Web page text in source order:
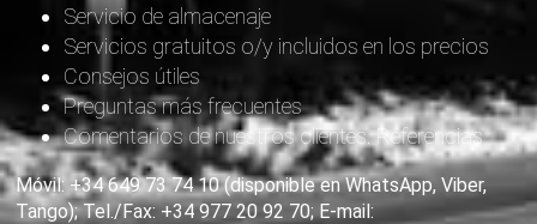
Servicio de almacenaje
Servicios gratuitos o/y incluidos en los precios
Consejos útiles
Preguntas más frecuentes
Comentarios de nuestros clientes. Referencias
Móvil: +34 649 73 74 10 (disponible en WhatsApp, Viber,
Tango); Tel./Fax: +34 977 20 92 70; E-mail: